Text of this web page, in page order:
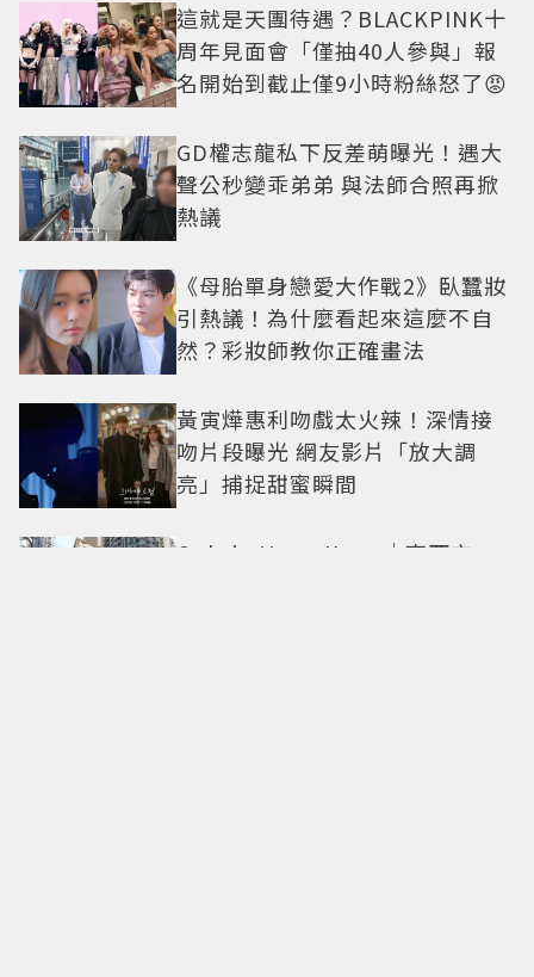
這就是天團待遇？BLACKPINK十
周年見面會「僅抽40人參與」報
名開始到截止僅9小時粉絲怒了😡
GD權志龍私下反差萌曝光！遇大
聲公秒變乖弟弟 與法師合照再掀
熱議
《母胎單身戀愛大作戰2》臥蠶妝
引熱議！為什麼看起來這麼不自
然？彩妝師教你正確畫法
黃寅燁惠利吻戲太火辣！深情接
吻片段曝光 網友影片「放大調
亮」捕捉甜蜜瞬間
Only in Hong Kong｜東西交